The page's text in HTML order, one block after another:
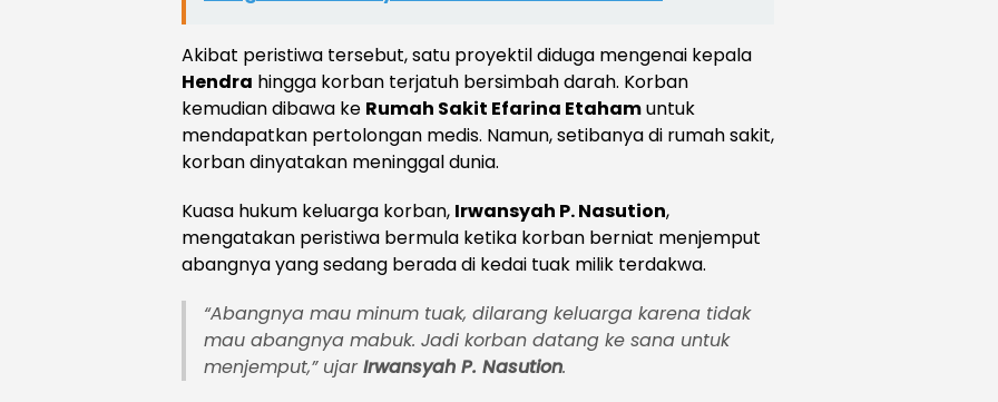
Akibat peristiwa tersebut, satu proyektil diduga mengenai kepala
Hendra hingga korban terjatuh bersimbah darah. Korban
kemudian dibawa ke Rumah Sakit Efarina Etahamuntuk
mendapatkan pertolongan medis. Namun, setibanya di rumah sakit,
korban dinyatakan meninggal dunia.
Kuasa hukum keluarga korban, Irwansyah P. Nasution,
mengatakan peristiwa bermula ketika korban berniat menjemput
abangnya yang sedang berada di kedai tuak milik terdakwa.
“Abangnya mau minum tuak, dilarang keluarga karena tidak
mau abangnya mabuk. Jadi korban datang ke sana untuk
menjemput,”ujarIrwansyah P. Nasution.